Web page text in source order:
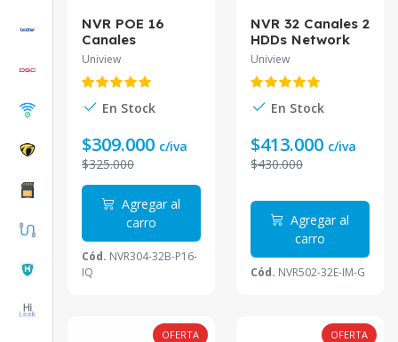
NVR POE 16
Canales
160Mbps 32ch
Smart
reconocimiento
NVR304-32B-
P16-IQ
Uniview
En Stock
$309.000 c/iva
$325.000
Agregar al
carro
Cód. NVR304-32B-P16-
IQ
NVR 32 Canales 2
HDDs Network
Video Recorder
IM-G
Uniview
En Stock
$413.000 c/iva
$430.000
Agregar al
carro
Cód. NVR502-32E-IM-G
OFERTA OFERTA